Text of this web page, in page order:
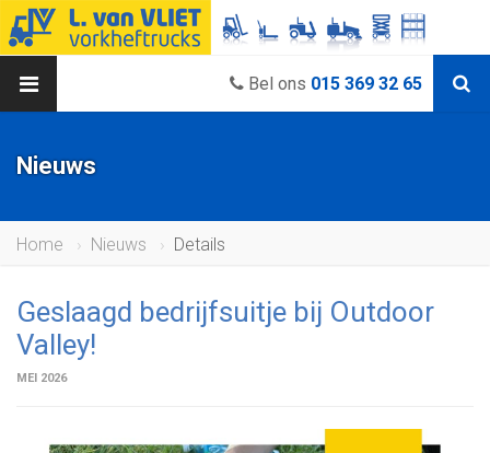
Bel ons 015 369 32 65
Nieuws
Home Nieuws Details
Geslaagd bedrijfsuitje bij Outdoor
Valley!
MEI 2026